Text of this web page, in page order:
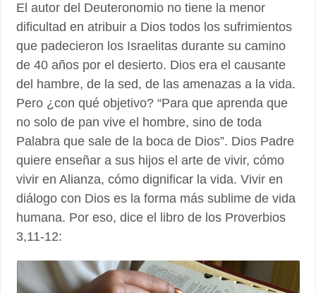
El autor del Deuteronomio no tiene la menor
dificultad en atribuir a Dios todos los sufrimientos
que padecieron los Israelitas durante su camino
de 40 años por el desierto. Dios era el causante
del hambre, de la sed, de las amenazas a la vida.
Pero ¿con qué objetivo? “Para que aprenda que
no solo de pan vive el hombre, sino de toda
Palabra que sale de la boca de Dios”. Dios Padre
quiere enseñar a sus hijos el arte de vivir, cómo
vivir en Alianza, cómo dignificar la vida. Vivir en
diálogo con Dios es la forma más sublime de vida
humana. Por eso, dice el libro de los Proverbios
3,11-12: